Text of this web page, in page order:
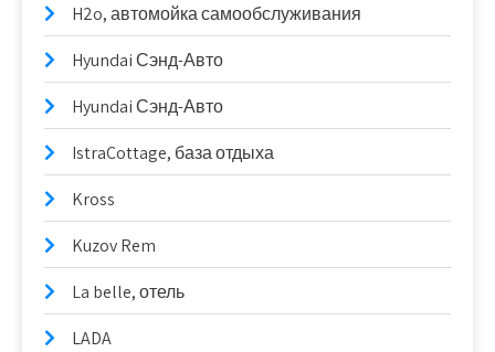
H2o, автомойка самообслуживания
Hyundai Сэнд-Авто
Hyundai Сэнд-Авто
IstraCottage, база отдыха
Kross
Kuzov Rem
La belle, отель
LADA